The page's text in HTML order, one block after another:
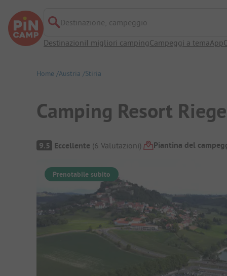
Destinazione, campeggio
DestinazioniI migliori campingCampeggi a temaApp
Home Austria Stiria
Camping Resort
Panoramica del campeggio
9.5 Eccellente (6 Valutazioni) Piantina del
Prenotabile subito